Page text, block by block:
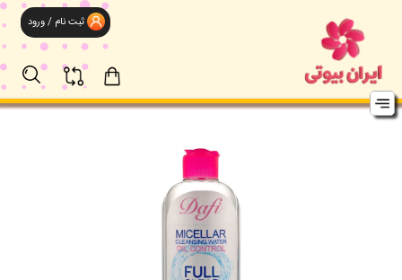
ثبت نام / ورود